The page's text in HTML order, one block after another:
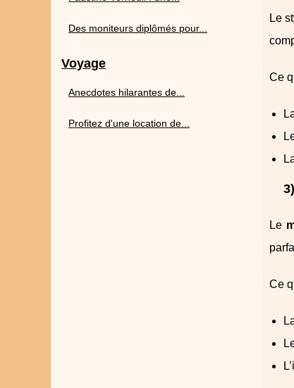
Le
Ce
Le
Ce
Des moniteurs diplômés pour...
Voyage
Anecdotes hilarantes de...
Profitez d'une location de...